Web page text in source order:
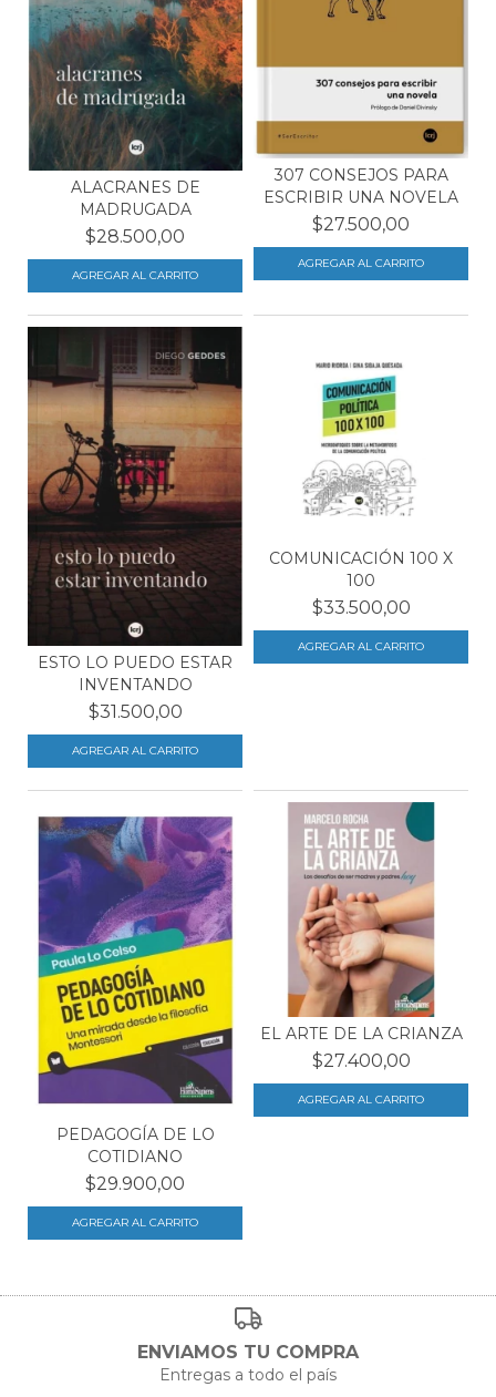
ALACRANES DE
MADRUGADA
$28.500,00
307 CONSEJOS PARA
ESCRIBIR UNA NOVELA
$27.500,00
ESTO LO PUEDO ESTAR
INVENTANDO
$31.500,00
COMUNICACIÓN 100 X
100
$33.500,00
PEDAGOGÍA DE LO
COTIDIANO
$29.900,00
EL ARTE DE LA CRIANZA
$27.400,00
ENVIAMOS TU COMPRA
Entregas a todo el país